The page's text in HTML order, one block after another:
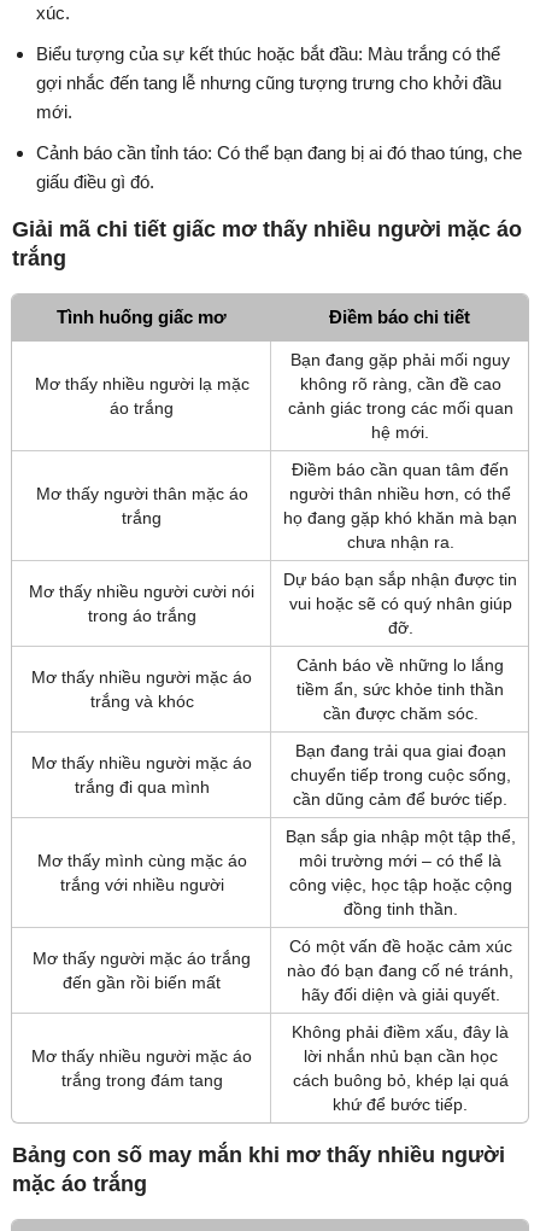
xúc.
Biểu tượng của sự kết thúc hoặc bắt đầu: Màu trắng có thể
gợi nhắc đến tang lễ nhưng cũng tượng trưng cho khởi đầu
mới.
Cảnh báo cần tỉnh táo: Có thể bạn đang bị ai đó thao túng, che
giấu điều gì đó.
Giải mã chi tiết giấc mơ thấy nhiều người mặc áo
trắng
Tình huống giấc mơ Điềm báo chi tiết
Mơ thấy nhiều người lạ mặc
áo trắng
Bạn đang gặp phải mối nguy
không rõ ràng, cần đề cao
cảnh giác trong các mối quan
hệ mới.
Mơ thấy người thân mặc áo
trắng
Điềm báo cần quan tâm đến
người thân nhiều hơn, có thể
họ đang gặp khó khăn mà bạn
chưa nhận ra.
Mơ thấy nhiều người cười nói
trong áo trắng
Dự báo bạn sắp nhận được tin
vui hoặc sẽ có quý nhân giúp
đỡ.
Mơ thấy nhiều người mặc áo
trắng và khóc
Cảnh báo về những lo lắng
tiềm ẩn, sức khỏe tinh thần
cần được chăm sóc.
Mơ thấy nhiều người mặc áo
trắng đi qua mình
Bạn đang trải qua giai đoạn
chuyển tiếp trong cuộc sống,
cần dũng cảm để bước tiếp.
Mơ thấy mình cùng mặc áo
trắng với nhiều người
Bạn sắp gia nhập một tập thể,
môi trường mới – có thể là
công việc, học tập hoặc cộng
đồng tinh thần.
Mơ thấy người mặc áo trắng
đến gần rồi biến mất
Có một vấn đề hoặc cảm xúc
nào đó bạn đang cố né tránh,
hãy đối diện và giải quyết.
Mơ thấy nhiều người mặc áo
trắng trong đám tang
Không phải điềm xấu, đây là
lời nhắn nhủ bạn cần học
cách buông bỏ, khép lại quá
khứ để bước tiếp.
Bảng con số may mắn khi mơ thấy nhiều người
mặc áo trắng